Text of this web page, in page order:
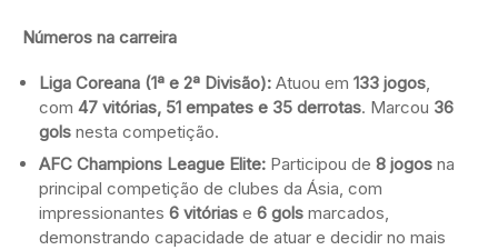
Números na carreira
Liga Coreana (1ª e 2ª Divisão): Atuou em 133 jogos
com 47 vitórias, 51 empates e 35 derrotas. Marcou 36
gols nesta competição.
AFC Champions League Elite: Participou de 8 jogos na
principal competição de clubes da Ásia, com
impressionantes 6 vitórias e 6 gols marcados,
demonstrando capacidade de atuar e decidir no mais